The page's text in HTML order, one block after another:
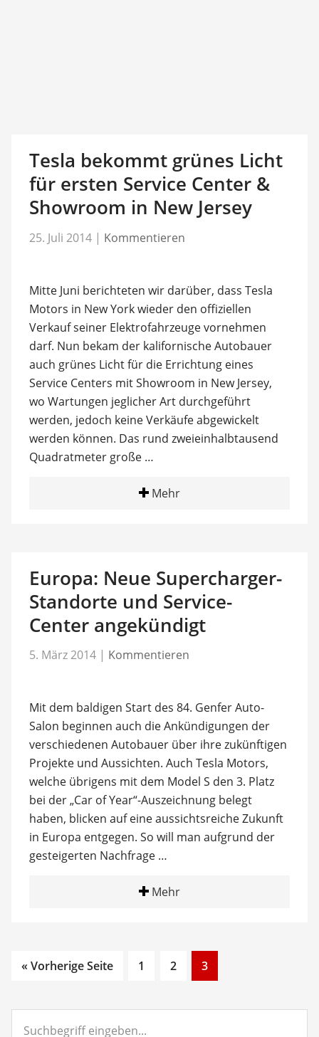
Tesla bekommt grünes Licht
für ersten Service Center &
Showroom in New Jersey
25. Juli 2014 | Kommentieren
Mitte Juni berichteten wir darüber, dass Tesla
Motors in New York wieder den offiziellen
Verkauf seiner Elektrofahrzeuge vornehmen
darf. Nun bekam der kalifornische Autobauer
auch grünes Licht für die Errichtung eines
Service Centers mit Showroom in New Jersey,
wo Wartungen jeglicher Art durchgeführt
werden, jedoch keine Verkäufe abgewickelt
werden können. Das rund zweieinhalbtausend
Quadratmeter große …
Mehr
Europa: Neue Supercharger-
Standorte und Service-
Center angekündigt
5. März 2014 | Kommentieren
Mit dem baldigen Start des 84. Genfer Auto-
Salon beginnen auch die Ankündigungen der
verschiedenen Autobauer über ihre zukünftigen
Projekte und Aussichten. Auch Tesla Motors,
welche übrigens mit dem Model S den 3. Platz
bei der „Car of Year“-Auszeichnung belegt
haben, blicken auf eine aussichtsreiche Zukunft
in Europa entgegen. So will man aufgrund der
gesteigerten Nachfrage …
Mehr
« Vorherige Seite
Go
1
Go
2
Go
to
3
eingeben...